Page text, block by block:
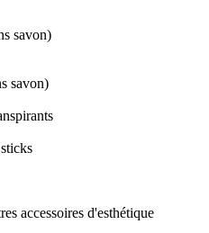
savon)
savon)
accessoires d'esthétique